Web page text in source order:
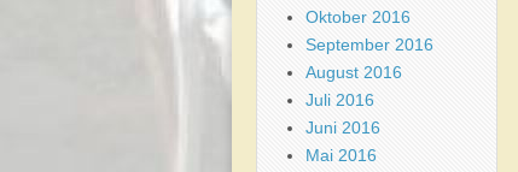
Oktober 2016
September 2016
August 2016
Juli 2016
Juni 2016
Mai 2016